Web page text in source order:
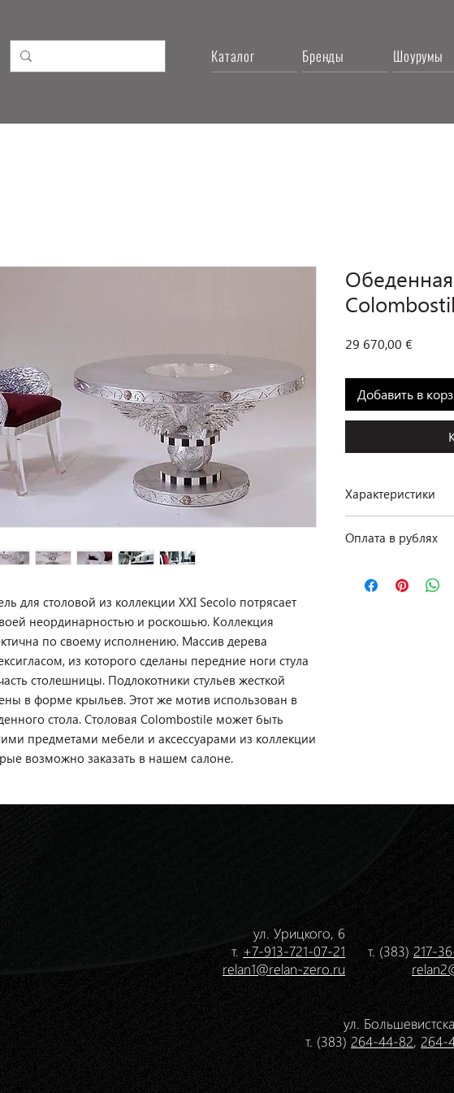
Каталог Бренды Шоурумы
для столовой из коллекции XXI Secolo потрясает
неординарностью и роскошью. Коллекция
по своему исполнению. Массив дерева
из которого сделаны передние ноги стула
столешницы. Подлокотники стульев жесткой
в форме крыльев. Этот же мотив использован в
стола. Столовая Colombostile может быть
предметами мебели и аксессуарами из коллекции
возможно заказать в нашем салоне.
29 670,00 €
Добавить в
Характеристики
Коллекция: XXI Secolo
66 × h 110 см
Материал: массив
Оплата в рублях
ул. Урицкого, 6
т. +7-913-721-07-21
relan1@relan-zero.ru
т. (383) 217-
ул.
т. (383) 264-44-82, 264-